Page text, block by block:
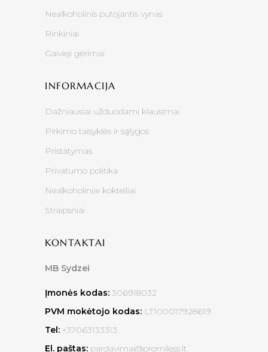
Nealkoholinis putojantis vynas
Rinkiniai
Gaivieji gėrimai
INFORMACIJA
Dažniausiai užduodami klausimai
Pirkimo taisyklės ir sąlygos
Pristatymas
Privatumo politika
Nealkoholiniai kokteiliai
Straipsniai
KONTAKTAI
MB Sydzei
Įmonės kodas: 306918032
PVM mokėtojo kodas: LT100017928619
Tel: +37063133313
El. paštas: pardavimai@promiless.lt